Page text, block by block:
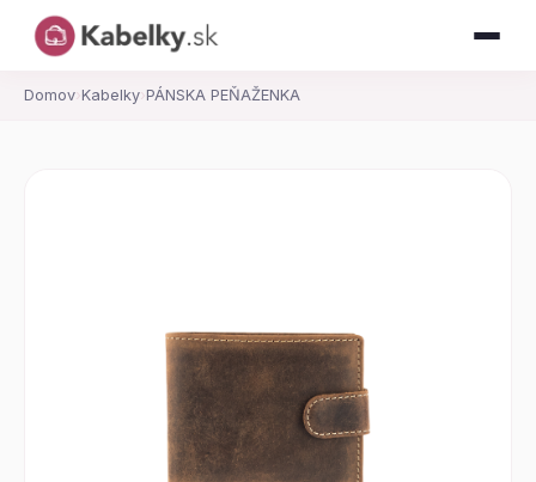
Domov› Kabelky› PÁNSKA PEŇAŽENKA